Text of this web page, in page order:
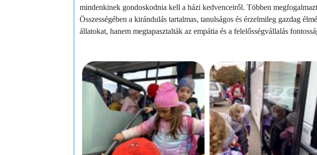
mindenkinek gondoskodnia kell a házi kedvenceiről. Többen
Összességében a kirándulás tartalmas, tanulságos és érzelmileg gazdag
állatokat, hanem megtapasztalták az empátia és a felelősségvállalás